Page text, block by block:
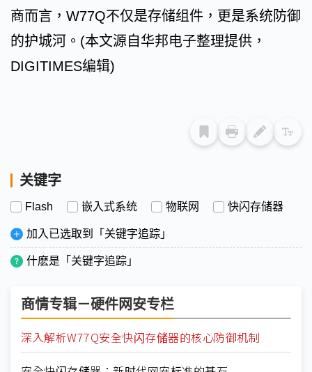
商而言，W77Q不仅是存储组件，更是系统防御
的护城河。(本文源自华邦电子整理提供，
DIGITIMES编辑)
关键字
Flash 嵌入式系统 物联网 快闪存储器
加入已选取到「关键字追踪」
什麽是「关键字追踪」
商情专辑－硬件网安专栏
深入解析W77Q安全快闪存储器的核心防御机制